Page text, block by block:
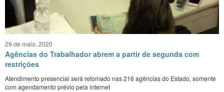
29 de maio, 2020
Agências do Trabalhador abrem a partir de segunda com
restrições
Atendimento presencial será retomado nas 216 agências do Estado, somente
com agendamento prévio pela internet